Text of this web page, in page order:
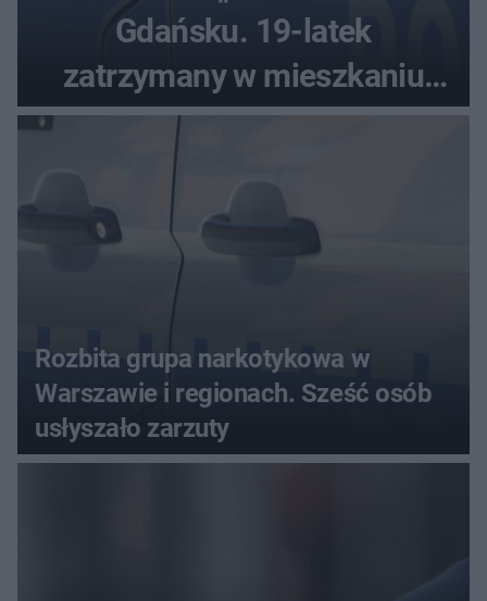
Gdańsku. 19-latek
zatrzymany w mieszkaniu
seniora
Rozbita grupa narkotykowa w
Warszawie i regionach. Sześć osób
usłyszało zarzuty